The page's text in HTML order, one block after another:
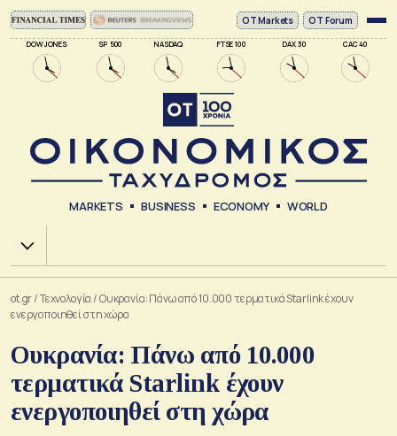
DOW JONES SP 500 NASDAQ FTSE 100 DAX 30 CAC 40
ΟΤ Markets OT Forum
MARKETS BUSINESS ECONOMY WORLD
Χ.Α.
ot.gr/Τεχνολογία /Ουκρανία: Πάνω από 10.000 τερματικά Starlink έχουν
ενεργοποιηθεί στη χώρα
Ουκρανία: Πάνω από 10.000
τερματικά Starlink έχουν
ενεργοποιηθεί στη χώρα